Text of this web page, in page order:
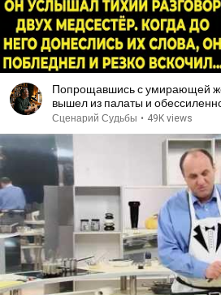
Попрощавшись с умирающей
вышел из палаты и
коридоре...
Сценарий Судьбы • 49K views